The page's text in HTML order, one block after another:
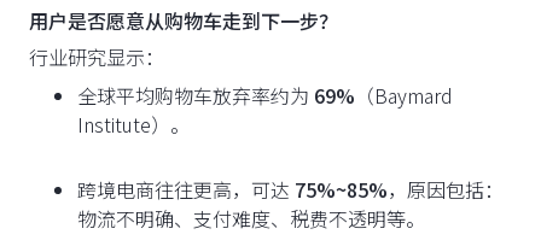
用户是否愿意从购物车走到下一步？
行业研究显示：
全球平均购物车放弃率约为 69% （Baymard
Institute）。
跨境电商往往更高，可达 75%~85%，原因包括：
物流不明确、支付难度、税费不透明等。